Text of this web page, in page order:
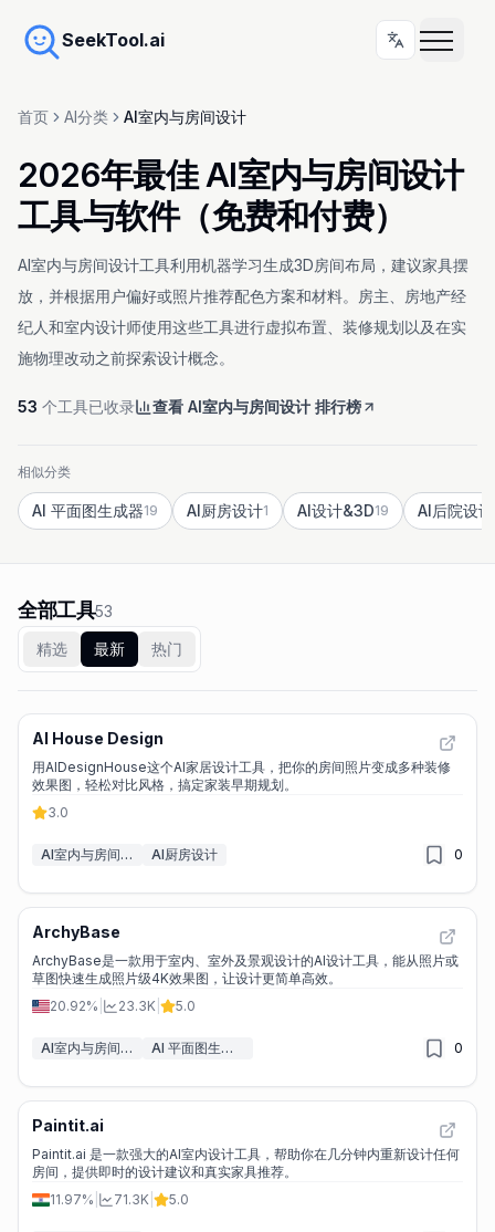
SeekTool.ai
首页 AI分类 AI室内与房间设计
2026年最佳 AI室内与房间设计
工具与软件（免费和付费）
AI室内与房间设计工具利用机器学习生成3D房间布局，建议家具摆
放，并根据用户偏好或照片推荐配色方案和材料。房主、房地产经
纪人和室内设计师使用这些工具进行虚拟布置、装修规划以及在实
施物理改动之前探索设计概念。
53 个工具已收录 查看 AI室内与房间设计 排行榜
相似分类
AI 平面图生成器19 AI厨房设计1 AI设计&3D19 AI后院设计
全部工具53
精选
最新 热门
AI House Design
用AIDesignHouse这个AI家居设计工具，把你的房间照片变成多种装修
效果图，轻松对比风格，搞定家装早期规划。
3.0
AI室内与房间设计 AI厨房设计 0
ArchyBase
ArchyBase是一款用于室内、室外及景观设计的AI设计工具，能从照片或
草图快速生成照片级4K效果图，让设计更简单高效。
20.92%
23.3K 5.0
AI室内与房间设计 AI 平面图生成器 0
Paintit.ai
Paintit.ai 是一款强大的AI室内设计工具，帮助你在几分钟内重新设计任何
房间，提供即时的设计建议和真实家具推荐。
11.97%
71.3K 5.0